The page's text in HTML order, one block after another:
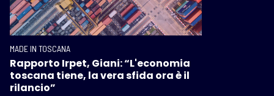
MADE IN TOSCANA
Rapporto Irpet, Giani: “L'economia
toscana tiene, la vera sfida ora è il
rilancio”